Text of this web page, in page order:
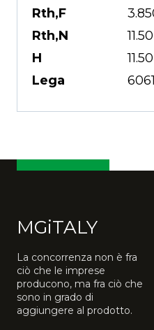
Rth,F
Rth,N
H
Lega
6061
MGiTALY
La concorrenza non è fra
ciò che le imprese
producono, ma fra ciò che
sono in grado di
aggiungere al prodotto.